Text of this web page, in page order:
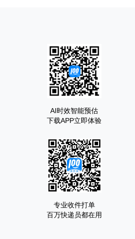
AI时效智能预估
下载APP立即体验
专业收件打单
百万快递员都在用